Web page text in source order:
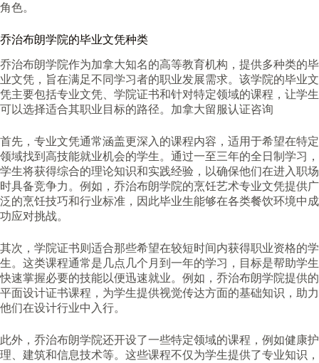
角色。
乔治布朗学院的毕业文凭种类
乔治布朗学院作为加拿大知名的高等教育机构，提供多种类的毕
业文凭，旨在满足不同学习者的职业发展需求。该学院的毕业文
凭主要包括专业文凭、学院证书和针对特定领域的课程，让学生
可以选择适合其职业目标的路径。加拿大留服认证咨询
首先，专业文凭通常涵盖更深入的课程内容，适用于希望在特定
领域找到高技能就业机会的学生。通过一至三年的全日制学习，
学生将获得综合的理论知识和实践经验，以确保他们在进入职场
时具备竞争力。例如，乔治布朗学院的烹饪艺术专业文凭提供广
泛的烹饪技巧和行业标准，因此毕业生能够在各类餐饮环境中成
功应对挑战。
其次，学院证书则适合那些希望在较短时间内获得职业资格的学
生。这类课程通常是几点几个月到一年的学习，目标是帮助学生
快速掌握必要的技能以便迅速就业。例如，乔治布朗学院提供的
平面设计证书课程，为学生提供视觉传达方面的基础知识，助力
他们在设计行业中入行。
此外，乔治布朗学院还开设了一些特定领域的课程，例如健康护
理、建筑和信息技术等。这些课程不仅为学生提供了专业知识，